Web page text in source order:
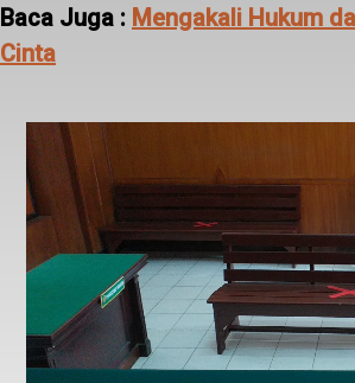
Baca Juga : Mengakali Hukum
Cinta